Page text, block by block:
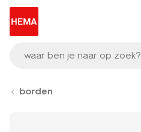
waar ben je naar op zoek?
borden